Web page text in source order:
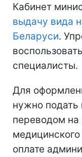
Кабинет
выдачу вида
Беларуси.
специалисты.
Для
нужно подать
переводом на
оплате